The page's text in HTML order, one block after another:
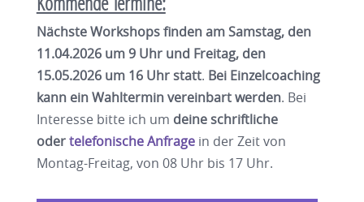
Nächste Workshops finden am Samstag, den
11.04.2026 um 9 Uhr und Freitag, den
15.05.2026 um 16 Uhr statt. Bei Einzelcoaching
kann ein Wahltermin vereinbart werden. Bei
Interesse bitte ich um deine schriftliche
odertelefonische Anfragein der Zeit von
Montag-Freitag, von 08 Uhr bis 17 Uhr.